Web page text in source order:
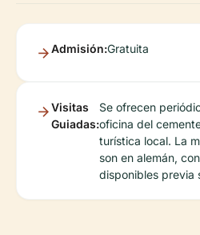
Admisión:Gratuita
Visitas
Guiadas:
Se ofrecen
oficina del
turística local. La
son en alemán,
disponibles previa